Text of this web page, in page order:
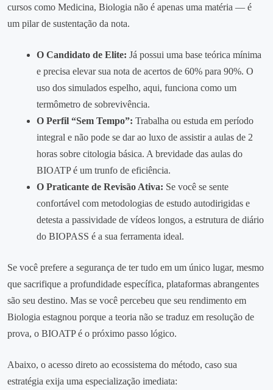
cursos como Medicina, Biologia não é apenas uma matéria — é
um pilar de sustentação da nota.
O Candidato de Elite: Já possui uma base teórica mínima
e precisa elevar sua nota de acertos de 60% para 90%. O
uso dos simulados espelho, aqui, funciona como um
termômetro de sobrevivência.
O Perfil “Sem Tempo”: Trabalha ou estuda em período
integral e não pode se dar ao luxo de assistir a aulas de 2
horas sobre citologia básica. A brevidade das aulas do
BIOATP é um trunfo de eficiência.
O Praticante de Revisão Ativa: Se você se sente
confortável com metodologias de estudo autodirigidas e
detesta a passividade de vídeos longos, a estrutura de diário
do BIOPASS é a sua ferramenta ideal.
Se você prefere a segurança de ter tudo em um único lugar, mesmo
que sacrifique a profundidade específica, plataformas abrangentes
são seu destino. Mas se você percebeu que seu rendimento em
Biologia estagnou porque a teoria não se traduz em resolução de
prova, o BIOATP é o próximo passo lógico.
Abaixo, o acesso direto ao ecossistema do método, caso sua
estratégia exija uma especialização imediata: